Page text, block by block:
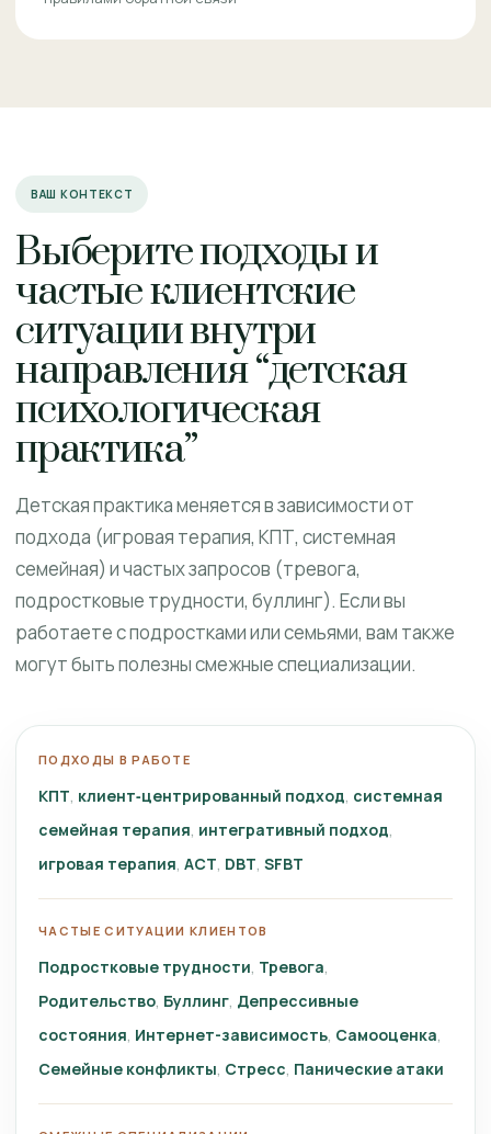
ВАШ КОНТЕКСТ
Выберите подходы и
частые клиентские
ситуации внутри
направления “детская
психологическая
практика”
Детская практика меняется в зависимости от
подхода (игровая терапия, КПТ, системная
семейная) и частых запросов (тревога,
подростковые трудности, буллинг). Если вы
работаете с подростками или семьями, вам также
могут быть полезны смежные специализации.
ПОДХОДЫ В РАБОТЕ
КПТ клиент‑центрированный подход системная
семейная терапия интегративный подход
игровая терапия ACT DBT SFBT
ЧАСТЫЕ СИТУАЦИИ КЛИЕНТОВ
Подростковые трудности Тревога
Родительство Буллинг Депрессивные
состояния Интернет-зависимость Самооценка
Семейные конфликты Стресс Панические атаки